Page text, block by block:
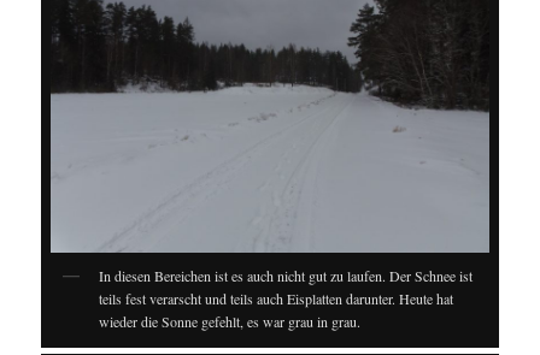
In diesen Bereichen ist es auch nicht gut zu laufen. Der Schnee ist
teils fest verarscht und teils auch Eisplatten darunter. Heute hat
wieder die Sonne gefehlt, es war grau in grau.